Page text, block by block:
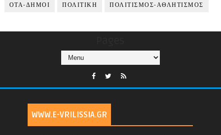
ΟΤΑ-ΔΗΜΟΙ ΠΟΛΙΤΙΚΗ ΠΟΛΙΤΙΣΜΟΣ-ΑΘΛΗΤΙΣΜΟΣ
WWW.E-VRILISSIA.GR